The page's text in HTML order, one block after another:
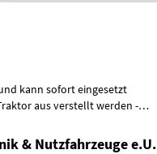
kann sofort eingesetzt
& Nutzfahrzeuge e.U.